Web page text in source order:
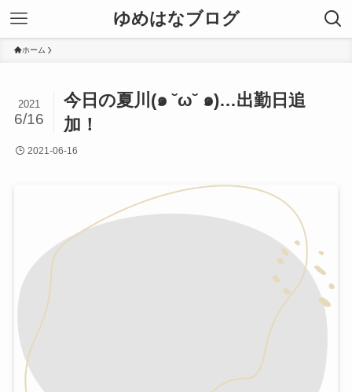
ゆめはなブログ
ホーム
今日の夏川(๑ ˘ω˘ ๑)…出勤日追
加！
2021
6/16
2021-06-16